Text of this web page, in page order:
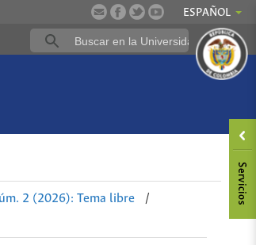
ESPAÑOL
2 (2026): Tema libre
/